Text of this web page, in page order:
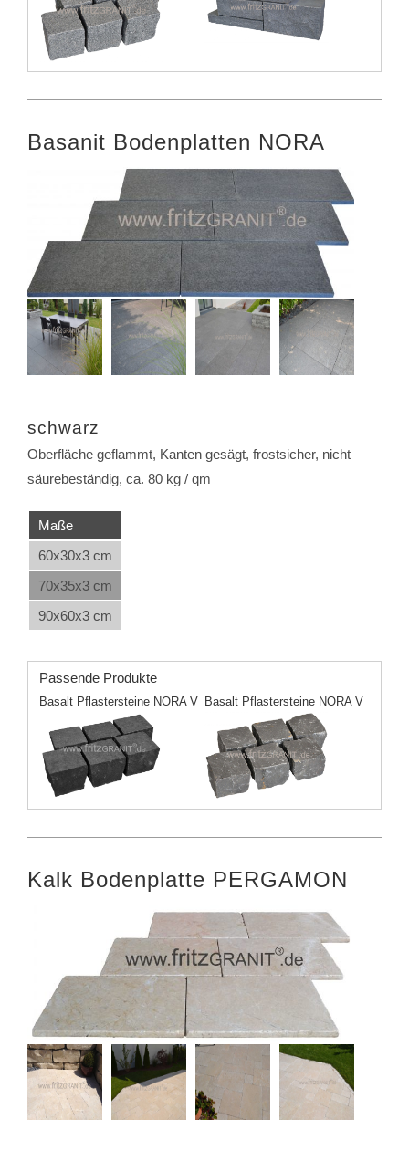
Basanit Bodenplatten NORA
schwarz
Oberfläche geflammt, Kanten gesägt, frostsicher, nicht
säurebeständig, ca. 80 kg / qm
Maße
60x30x3 cm
70x35x3 cm
90x60x3 cm
Passende Produkte
Basalt Pflastersteine NORA V Basalt Pflastersteine NORA V
Kalk Bodenplatte PERGAMON